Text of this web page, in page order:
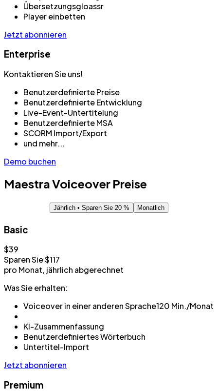
Übersetzungsgloassr
Player einbetten
Jetzt abonnieren
Enterprise
Kontaktieren Sie uns!
Benutzerdefinierte Preise
Benutzerdefinierte Entwicklung
Live-Event-Untertitelung
Benutzerdefinierte MSA
SCORM Import/Export
und mehr...
Demo buchen
MaestraVoiceover Preise
Jährlich • Sparen Sie 20 % Monatlich
Basic
$39
Sparen Sie $117
pro Monat, jährlich abgerechnet
Was Sie erhalten:
Voiceover in einer anderen Sprache120 Min./Monat
KI-Zusammenfassung
Benutzerdefiniertes Wörterbuch
Untertitel-Import
Jetzt abonnieren
Premium